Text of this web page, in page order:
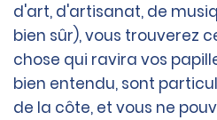
d'art, d'artisanat, de
bien sûr), vous trouverez
chose qui ravira vos
bien entendu, sont
de la côte, et vous ne